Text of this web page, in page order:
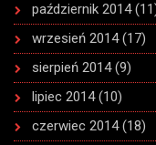
październik 2014
wrzesień 2014(17)
sierpień 2014(9)
lipiec 2014(10)
czerwiec 2014(18)